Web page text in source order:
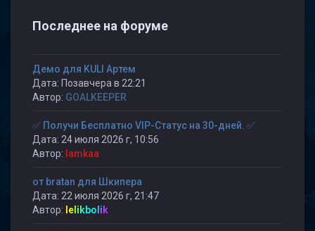
Последнее на форуме
Демо для KULI Артем
Дата: Позавчера в 22:21
Автор: GOALKEEPER
✅ Получи Бесплатно VIP-Статус на 30-дней. ✅
Дата: 24 июля 2026 г, 10:56
Автор: lamkaa
от bratan для Шкипера
Дата: 22 июля 2026 г, 21:47
Автор: lelikbolik